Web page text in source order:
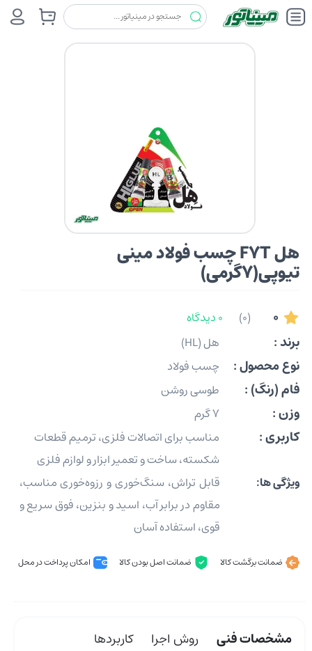
چسب ها هل (HL) هل F7T چسب فولاد مینی تیوپی(7گرمی)
هل F7T چسب فولاد مینی
تیوپی(7گرمی)
0
(0) 0 دیدگاه
برند : هل (HL)
نوع محصول : چسب فولاد
فام (رنگ) : طوسی روشن
وزن : 7 گرم
کاربری :
مناسب برای اتصالات فلزی، ترمیم قطعات
شکسته، ساخت و تعمیر ابزار و لوازم فلزی
ویژگی ها:
قابل تراش، سنگ‌خوری و رزوه‌خوری مناسب،
مقاوم در برابر آب، اسید و بنزین، فوق سریع و
قوی، استفاده آسان
ضمانت برگشت کالا ضمانت اصل بودن کالا امکان پرداخت در محل
مشخصات فنی روش اجرا کاربردها